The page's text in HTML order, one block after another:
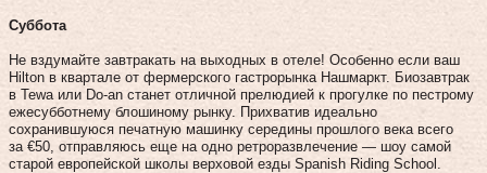
Суббота
Не вздумайте завтракать на выходных в отеле! Особенно если ваш
Hilton в квартале от фермерского гастрорынка Нашмаркт. Биозавтрак
в Tewa или Do-an станет отличной прелюдией к прогулке по пестрому
ежесубботнему блошиному рынку. Прихватив идеально
сохранившуюся печатную машинку середины прошлого века всего
за €50, отправляюсь еще на одно ретроразвлечение — шоу самой
старой европейской школы верховой езды Spanish Riding School.